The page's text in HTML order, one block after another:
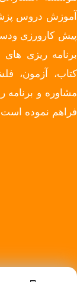
آموزش دروس
پیش کارورزی
برنامه ریزی
کتاب، آزمون،
مشاوره و
فراهم نموده است